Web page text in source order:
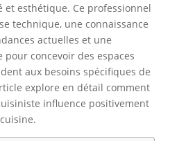
esthétique. Ce professionnel
technique, une connaissance
actuelles et une
concevoir des espaces
aux besoins spécifiques de
explore en détail comment
influence positivement